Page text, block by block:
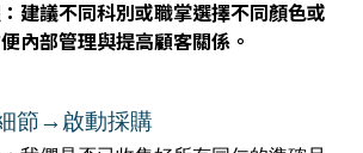
建議不同科別或職掌選擇不同顏色或
內部管理與提高顧客關係。
節→啟動採購